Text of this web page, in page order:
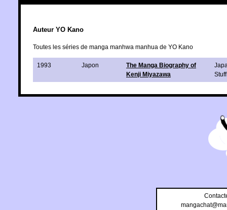
Auteur YO Kano
Toutes les séries de manga manhwa manhua de YO Kano
1993 Japon
The Manga Biography of
Kenji Miyazawa